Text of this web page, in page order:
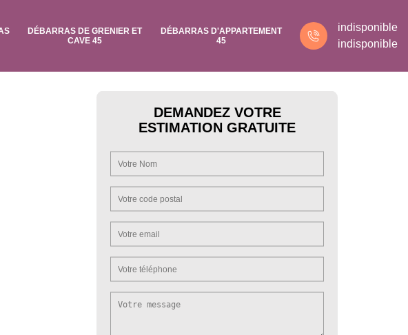
DÉBARRAS DE GRENIER ET
CAVE 45
DÉBARRAS D'APPARTEMENT
45
indisponible
indisponible
DEMANDEZ VOTRE
ESTIMATION GRATUITE